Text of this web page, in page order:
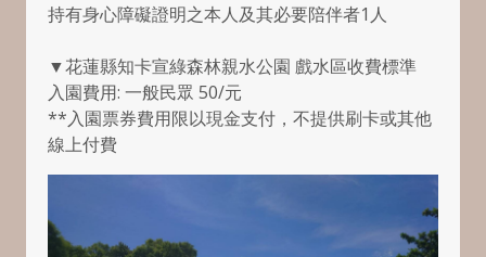
持有身心障礙證明之本人及其必要陪伴者1人
▼花蓮縣知卡宣綠森林親水公園 戲水區收費標準
入園費用: 一般民眾 50/元
**入園票券費用限以現金支付，不提供刷卡或其他
線上付費